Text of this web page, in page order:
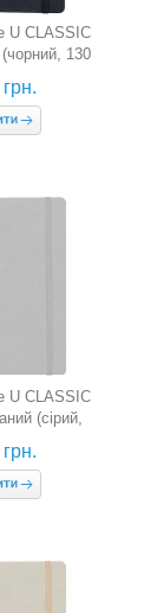
U CLASSIC
130
U CLASSIC
(сірий,
м2)